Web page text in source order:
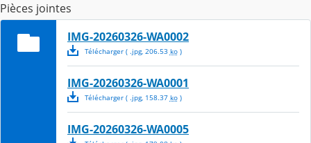
Pièces jointes
IMG-20260326-WA0002
Télécharger( .jpg, 206.53 ko)
IMG-20260326-WA0001
Télécharger( .jpg, 158.37 ko)
IMG-20260326-WA0005